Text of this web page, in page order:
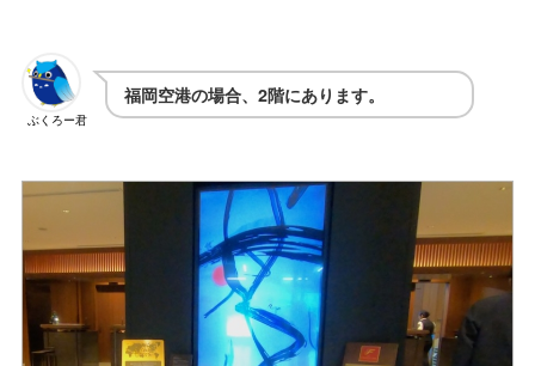
ぶくろー君
福岡空港の場合、2階にあります。